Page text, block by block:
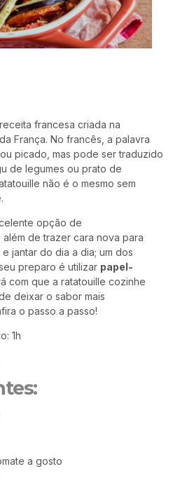
francesa criada na
França. No francês, a palavra
picado, mas pode ser traduzido
de legumes ou prato de
não é o mesmo sem
opção de
além de trazer cara nova para
jantar do dia a dia; um dos
preparo é utilizar papel-
com que a ratatouille cozinhe
deixar o sabor mais
o passo a passo!
1h
a gosto